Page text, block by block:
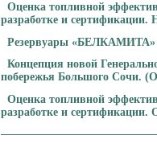
Оценка топливной
разработке и сертификации.
Резервуары «БЕЛКАМИТА»
Концепция новой
побережья Большого Сочи.
Оценка топливной
разработке и сертификации.